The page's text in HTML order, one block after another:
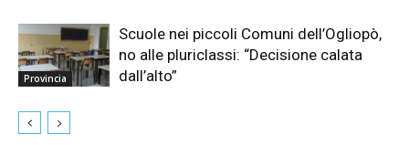
Provincia
Scuole nei piccoli Comuni dell’Ogliopò,
no alle pluriclassi: “Decisione calata
dall’alto”